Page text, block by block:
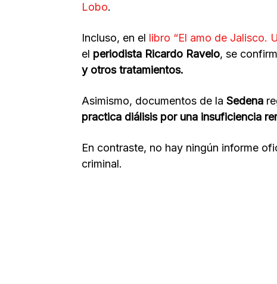
Lobo.
Incluso, en el libro “El amo de Jalisco.
el periodista Ricardo Ravelo, se
y otros tratamientos.
Asimismo, documentos de la Sedena
practica diálisis por una insuficiencia
En contraste, no hay ningún informe
criminal.